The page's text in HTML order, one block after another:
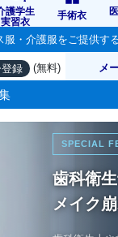
護学生
実習衣
手術衣
・介護服をご提供す
録 (無料) メ
SPECIAL
歯科衛
メイク